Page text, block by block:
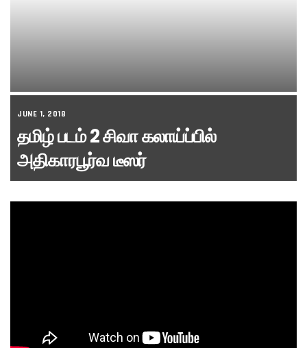
JUNE 1, 2018
தமிழ் படம் 2 சிவா கலாய்ப்பில்
அதிகாரபூர்வ டீஸர்